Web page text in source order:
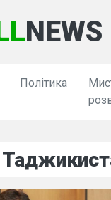
NEWS
Політика